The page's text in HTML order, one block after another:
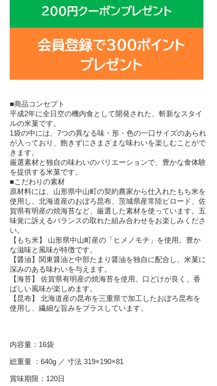
■商品コンセプト
平成2年に全日空の機内食として開発された、斬新なスタイ
ルの米菓です。
1袋の中には、7つの異なる味・形・色の一口サイズのあられ
が入っており、飽きずにさまざまな味わいを楽しむことがで
きます。
厳選素材と独自の味わいのバリエーションで、豊かな食体験
を提供する米菓です。
■こだわりの素材
原材料には、山形県中山町の契約農家から仕入れたもち米を
使用し、北海道産のおぼろ昆布、茨城県産常陸ビロード、佐
賀県有明産の焼海苔など、厳選した素材を使っています。五
味覚に訴えるバランスの取れた組み合わせをお楽しみくださ
い。
【もち米】 山形県中山町産の「ヒメノモチ」を使用。豊か
な滋味と風味が特徴です。
【醤油】関東醤油と中部たまり醤油を独自に配合し、米菓に
深みのある味わいを与えます。
【海苔】 佐賀県有明産の焼海苔を使用。口どけが良く、香
ばしい風味が楽しめます。
【昆布】 北海道産の昆布を三重県で加工したおぼろ昆布を
使用し、繊細な旨みをプラスしています。
内容量：16袋
総重量 ：640g ／ 寸法 319×190×81
賞味期限：120日